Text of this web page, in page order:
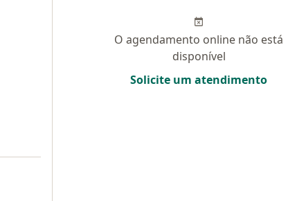
O agendamento online não está
disponível
Solicite um atendimento